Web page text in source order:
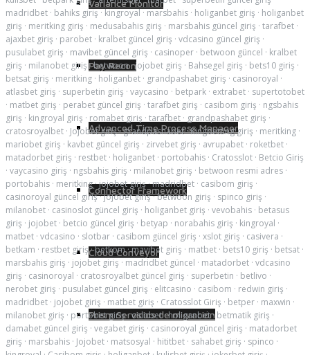
Variance Monitor
Pay Recon
Advanced Time Process Manager
Connector Framework
Cloud Conveyor
Prism Servicios de migración
madridbet · bahiks giriş·kingroyal·marsbahis · holiganbet giriş · holiganbet
giriş · meritking giriş · medusabahis giriş · marsbahis güncel giriş · tarafbet ·
ajaxbet giriş · parobet · kralbet güncel giriş · vdcasino güncel giriş ·
pusulabet giriş · mavibet güncel giriş · casinoper · betwoon güncel · kralbet
giriş · milanobet giriş·betwoon·jojobet giriş · Bahsegel giriş · bets10 giriş ·
betsat giriş · meritking · holiganbet · grandpashabet giriş · casinoroyal ·
atlasbet giriş · superbetin giriş · vaycasino · betpark · extrabet · supertotobet
· matbet giriş · perabet güncel giriş · tarafbet giriş · casibom giriş · ngsbahis
giriş · kingroyal giriş · romabet giriş · tarafbet · grandpashabet giriş ·
cratosroyalbet · Jojobet giriş·grandpashabet·Kingbetting giriş · meritking ·
mariobet giriş · kavbet güncel giriş · zirvebet giriş · avrupabet · roketbet ·
matadorbet giriş · restbet · holiganbet · portobahis · Cratosslot · Betcio Giriş
· vaycasino giriş · ngsbahis giriş · milanobet giriş · betwoon resmi adres ·
portobahis · meritking·jojobet giriş·madridbet · casibom giriş ·
casinoroyal güncel giriş·jojobet giriş·betwoon giriş · spinco giriş ·
milanobet · casinoslot güncel giriş · holiganbet giriş · vevobahis · betasus
giriş · jojobet · betcio güncel giriş · betyap · norabahis giriş · kingroyal ·
matbet · vdcasino · slotbar · casibom güncel giriş · xslot giriş · casivera ·
betkam · restbet giriş·betkom·mavibet giriş · matbet · bets10 giriş · betsat ·
marsbahis giriş · jojobet giriş · madridbet güncel · matadorbet · vdcasino
giriş · casinoroyal · cratosroyalbet güncel giriş · superbetin · betlivo ·
nerobet giriş · pusulabet güncel giriş · elitcasino · casibom · redwin giriş ·
madridbet · jojobet giriş · matbet giriş · Cratosslot Giriş · betper · maxwin ·
milanobet giriş · portobet giriş·oslobet·holiganbet· betmatik giriş ·
damabet güncel giriş · vegabet giriş · casinoroyal güncel giriş · matadorbet
giriş · marsbahis · Jojobet · matsosyal · hititbet · sahabet giriş · spinco ·